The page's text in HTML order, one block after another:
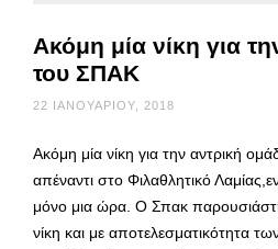
Ακόμη μία νίκη για
του ΣΠΑΚ
22 ΙΑΝΟΥΑΡΊΟΥ, 2018
Ακόμη μία νίκη για την αντρική
απέναντι στο Φιλαθλητικό
μόνο μια ώρα. Ο Σπακ
νίκη και με αποτελεσματικότητα